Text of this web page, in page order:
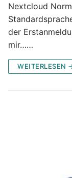
Nextcloud
der
mir……
WEITERLESEN